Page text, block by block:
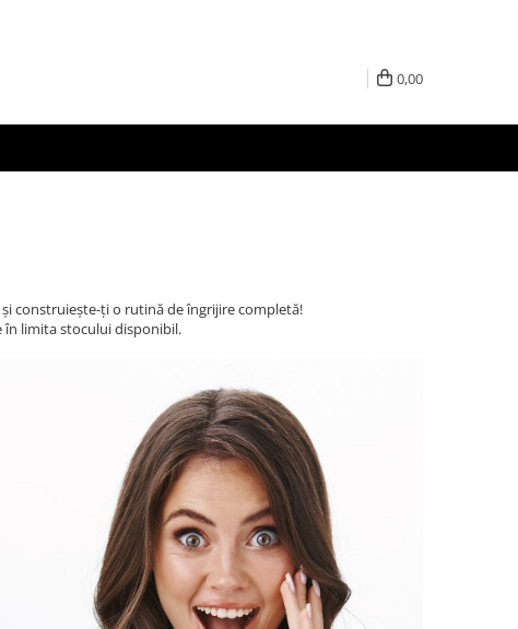
0,00
construiește-ți o rutină de îngrijire completă!
în limita stocului disponibil.